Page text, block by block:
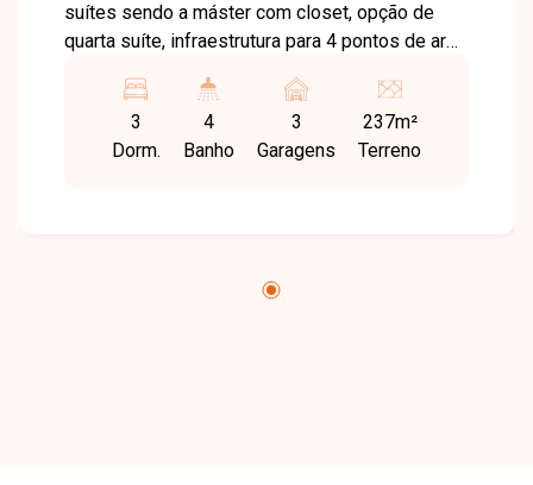
suítes sendo a máster com closet, opção de
quarta suíte, infraestrutura para 4 pontos de ar
de serviço, acesso da cozinha para a varanda
gourmet, varanda multiuso, piscina privativa,
closet, lavabo, salão de festas, bicicletário e 3
pronta para tirar suas dúvidas e te acompanhar
3
Dorm.
4
Banho
3
Garagens
237m²
Terreno